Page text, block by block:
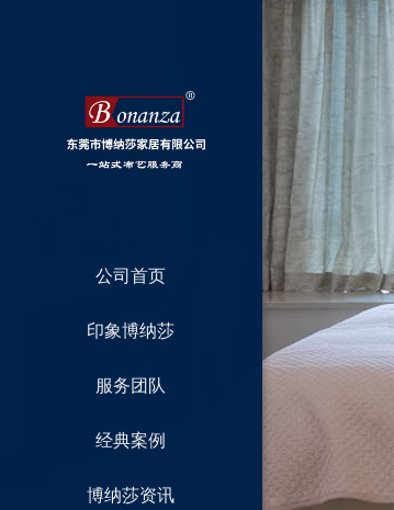
公司首页
印象博纳莎
服务团队
经典案例
博纳莎资讯